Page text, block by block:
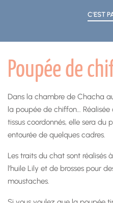
C'EST
Poupée de
Dans la chambre de Chacha
la poupée de chiffon…
tissus coordonnés, elle sera du
entourée de quelques cadres.
Les traits du chat sont réalisés
l’huile Lily et de brosses pour
moustaches.